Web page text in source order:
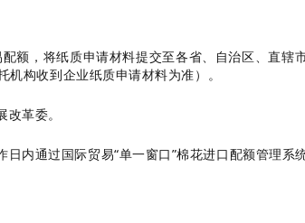
额，将纸质申请材料提交至各省、自治区、直
构收到企业纸质申请材料为准）。
革委。
内通过国际贸易“单一窗口”棉花进口配额管理系